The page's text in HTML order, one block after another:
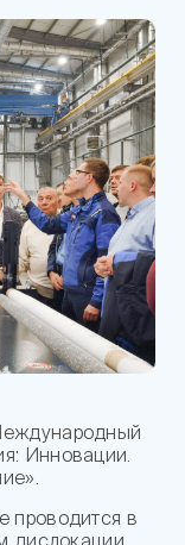
Инновации.
проводится в